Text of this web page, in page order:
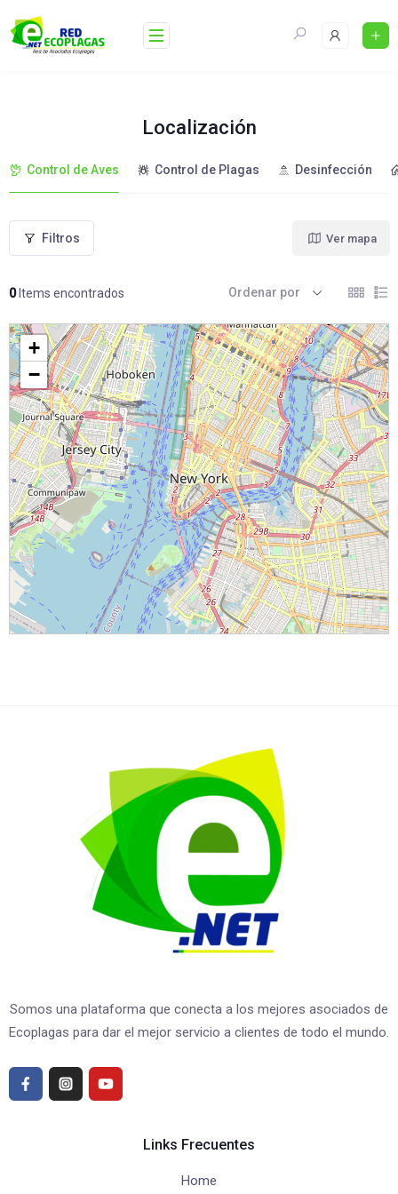
to
content
Localización
Control de Aves Control de Plagas Desinfección
Filtros
0Items encontrados
Ver mapa
Ordenar por
+
−
Somos una plataforma que conecta a los mejores asociados de
Ecoplagas para dar el mejor servicio a clientes de todo el mundo.
Links Frecuentes
Home